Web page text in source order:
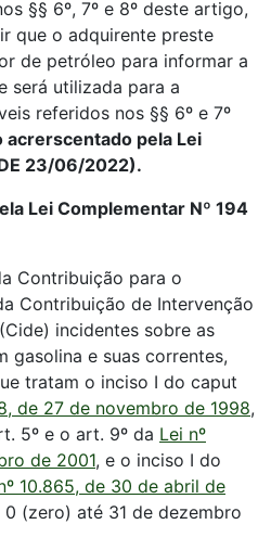
§§ 6º, 7º e 8º deste artigo,
que o adquirente preste
de petróleo para informar a
será utilizada para a
referidos nos §§ 6º e 7º
acrerscentado pela Lei
23/06/2022).
Lei Complementar Nº 194
Contribuição para o
Contribuição de Intervenção
incidentes sobre as
gasolina e suas correntes,
tratam o inciso I do caput
de 27 de novembro de 1998,
5º e o art. 9º da Lei nº
de 2001, e o inciso I do
10.865, de 30 de abril de
(zero) até 31 de dezembro